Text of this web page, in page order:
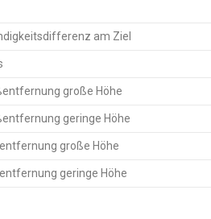
am Ziel
große Höhe
geringe Höhe
große Höhe
geringe Höhe